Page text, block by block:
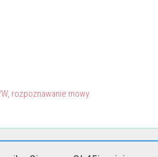
rozpoznawanie mowy